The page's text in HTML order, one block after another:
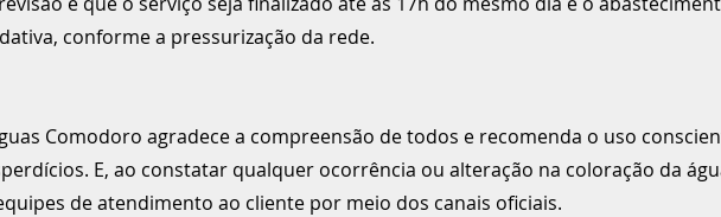
conforme a pressurização da rede.
Comodoro agradece a compreensão de todos e recomenda o uso
E, ao constatar qualquer ocorrência ou alteração na coloração da
de atendimento ao cliente por meio dos canais oficiais.